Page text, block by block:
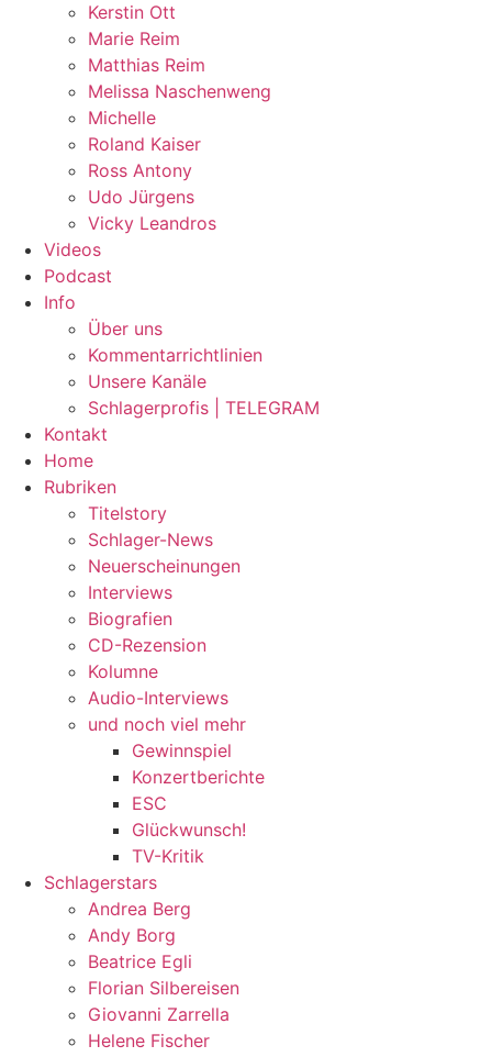
Kerstin Ott
Marie Reim
Matthias Reim
Melissa Naschenweng
Michelle
Roland Kaiser
Ross Antony
Udo Jürgens
Vicky Leandros
Videos
Podcast
Info
Über uns
Kommentarrichtlinien
Unsere Kanäle
Schlagerprofis | TELEGRAM
Kontakt
Home
Rubriken
Titelstory
Schlager-News
Neuerscheinungen
Interviews
Biografien
CD-Rezension
Kolumne
Audio-Interviews
und noch viel mehr
Gewinnspiel
Konzertberichte
ESC
Glückwunsch!
TV-Kritik
Schlagerstars
Andrea Berg
Andy Borg
Beatrice Egli
Florian Silbereisen
Giovanni Zarrella
Helene Fischer